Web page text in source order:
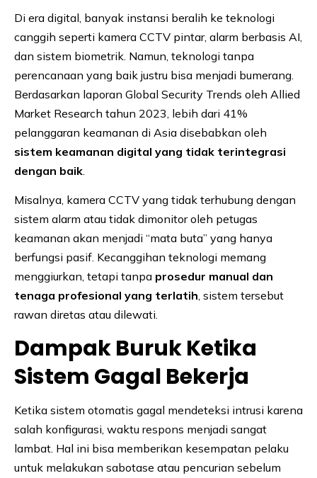
Di era digital, banyak instansi beralih ke teknologi
canggih seperti kamera CCTV pintar, alarm berbasis AI,
dan sistem biometrik. Namun, teknologi tanpa
perencanaan yang baik justru bisa menjadi bumerang.
Berdasarkan laporan Global Security Trends oleh Allied
Market Research tahun 2023, lebih dari 41%
pelanggaran keamanan di Asia disebabkan oleh
sistem keamanan digital yang tidak terintegrasi
dengan baik
Misalnya, kamera CCTV yang tidak terhubung dengan
sistem alarm atau tidak dimonitor oleh petugas
keamanan akan menjadi “mata buta” yang hanya
berfungsi pasif. Kecanggihan teknologi memang
menggiurkan, tetapi tanpa prosedur manual dan
tenaga profesional yang terlatih , sistem tersebut
rawan diretas atau dilewati.
Dampak Buruk Ketika
Sistem Gagal Bekerja
Ketika sistem otomatis gagal mendeteksi intrusi karena
salah konfigurasi, waktu respons menjadi sangat
lambat. Hal ini bisa memberikan kesempatan pelaku
untuk melakukan sabotase atau pencurian sebelum